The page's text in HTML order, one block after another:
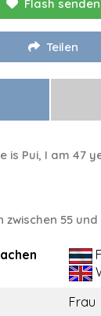
Flash senden
Teilen
is Pui, I am 47
zwischen 55
Frau